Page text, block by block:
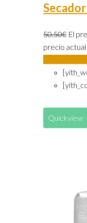
50.50€ El
precio
Quickview